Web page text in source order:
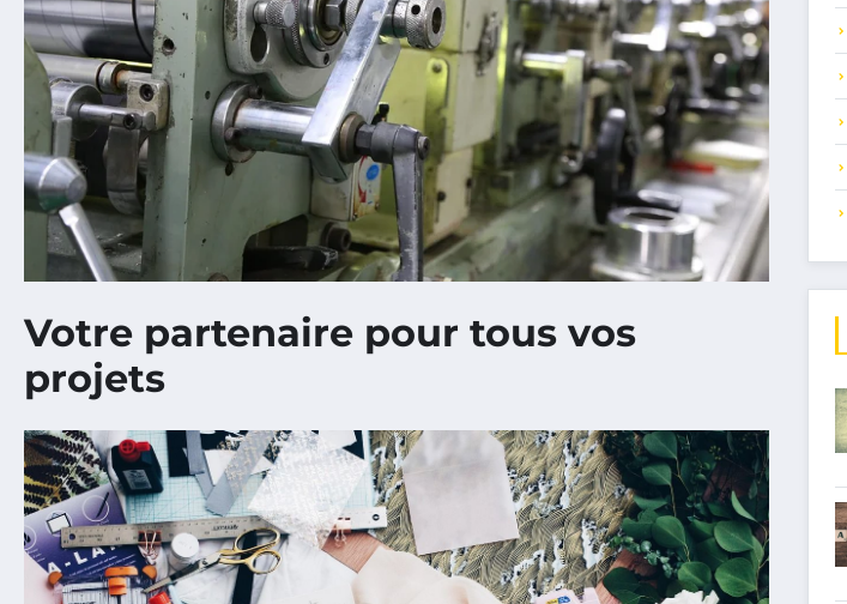
Votre partenaire pour tous vos
projets